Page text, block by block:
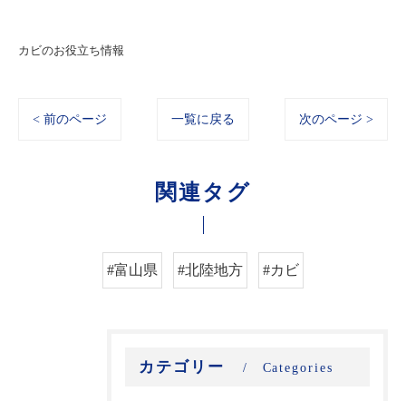
カビのお役立ち情報
< 前のページ 一覧に戻る 次のページ >
関連タグ
#富山県 #北陸地方 #カビ
カテゴリー Categories